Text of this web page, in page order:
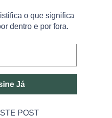
o que significa
dentro e por fora.
Já
POST